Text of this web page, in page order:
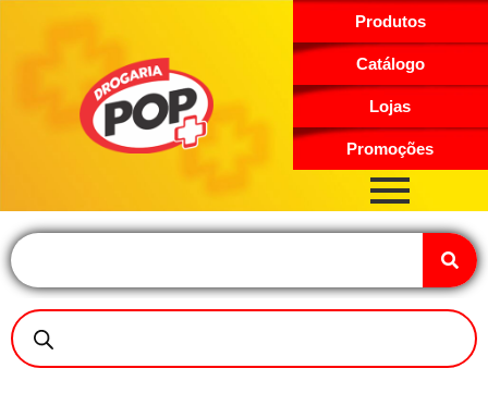
Produtos
Catálogo
Lojas
Promoções